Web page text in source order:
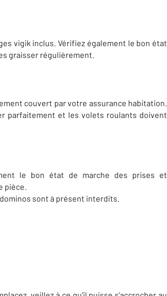
vigik inclus. Vérifiez également le bon état
graisser régulièrement.
couvert par votre assurance habitation.
parfaitement et les volets roulants doivent
le bon état de marche des prises et
pièce.
sont à présent interdits.